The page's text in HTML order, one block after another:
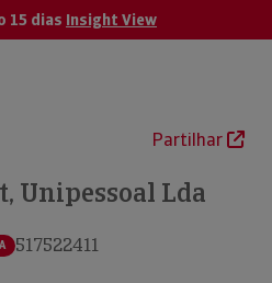
15 dias Insight View
Partilhar
Unipessoal Lda
517522411